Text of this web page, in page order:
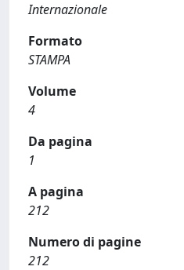
Internazionale
Formato
STAMPA
Volume
4
Da pagina
1
A pagina
212
Numero di pagine
212